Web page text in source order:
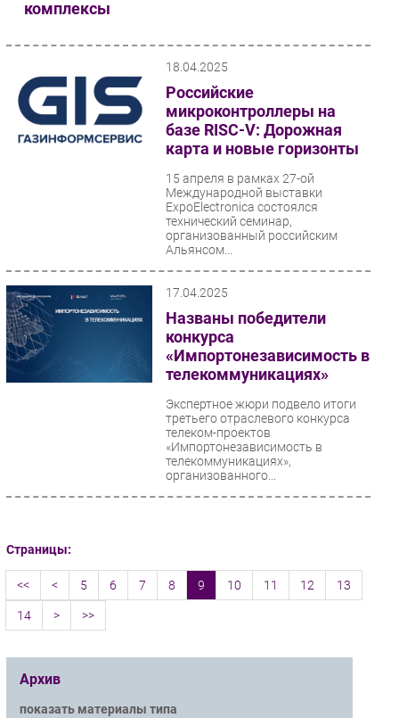
комплексы
18.04.2025
Российские
микроконтроллеры на
базе RISC-V: Дорожная
карта и новые горизонты
15 апреля в рамках 27-ой
Международной выставки
ExpoElectronica состоялся
технический семинар,
организованный российским
Альянсом...
17.04.2025
Названы победители
конкурса
«Импортонезависимость в
телекоммуникациях»
Экспертное жюри подвело итоги
третьего отраслевого конкурса
телеком-проектов
«Импортонезависимость в
телекоммуникациях»,
организованного...
Страницы:
<< < 5 6 7 8 9 10 11 12 13
14 > >>
Архив
показать материалы типа